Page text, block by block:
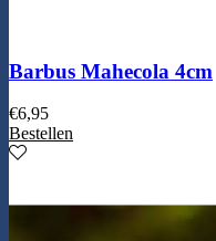
Barbus Mahecola 4cm
€6,95
Bestellen